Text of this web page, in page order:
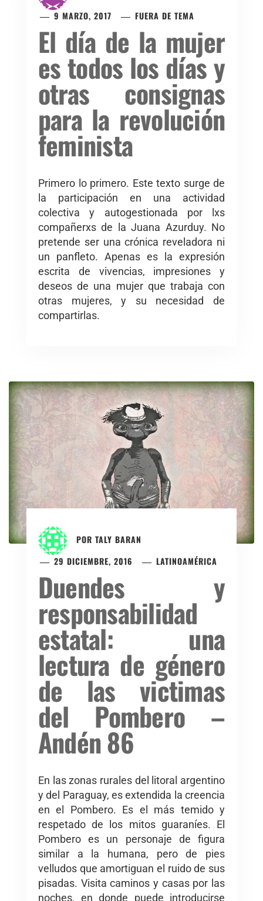
9 MARZO, 2017
FUERA DE TEMA
El día de la mujer
es todos los días y
otras consignas
para la revolución
feminista
Primero lo primero. Este texto surge de
la participación en una actividad
colectiva y autogestionada por lxs
compañerxs de la Juana Azurduy. No
pretende ser una crónica reveladora ni
un panfleto. Apenas es la expresión
escrita de vivencias, impresiones y
deseos de una mujer que trabaja con
otras mujeres, y su necesidad de
compartirlas.
POR TALY BARAN
29 DICIEMBRE, 2016
LATINOAMÉRICA
Duendes y
responsabilidad
estatal: una
lectura de género
de las victimas
del Pombero –
Andén 86
En las zonas rurales del litoral argentino
y del Paraguay, es extendida la creencia
en el Pombero. Es el más temido y
respetado de los mitos guaraníes. El
Pombero es un personaje de figura
similar a la humana, pero de pies
velludos que amortiguan el ruido de sus
pisadas. Visita caminos y casas por las
noches, en donde puede introducirse